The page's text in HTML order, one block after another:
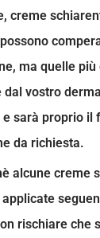
creme
ma quelle
vostro
sarà proprio il
da richiesta.
alcune creme
rischiare che